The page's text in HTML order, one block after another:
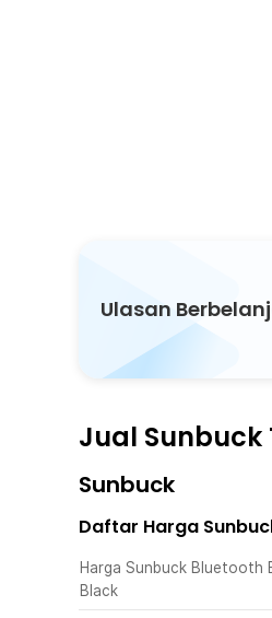
Ulasan
Jual Sunbuck
Sunbuck
Daftar Harga
Harga Sunbuck Bluetooth
Black